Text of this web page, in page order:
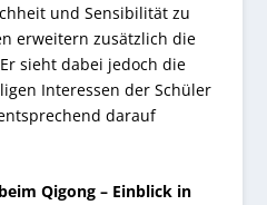
und Sensibilität zu
erweitern zusätzlich die
sieht dabei jedoch die
Interessen der Schüler
darauf
Qigong – Einblick in